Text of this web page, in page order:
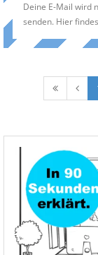
Deine E-Mail wird
senden. Hier